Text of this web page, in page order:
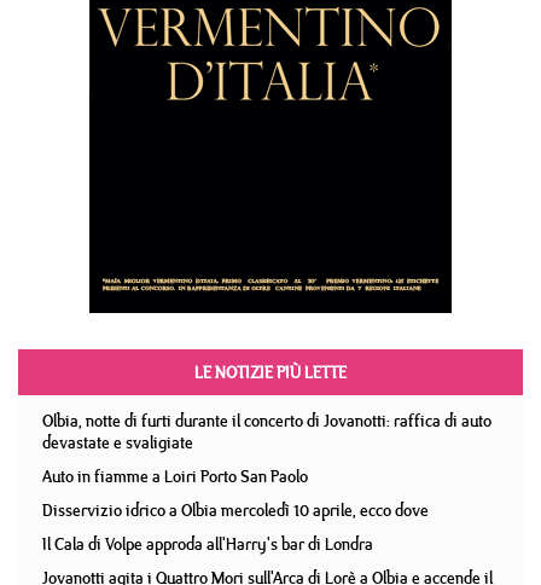
LE NOTIZIE PIÙ LETTE
Olbia, notte di furti durante il concerto di Jovanotti: raffica di auto
devastate e svaligiate
Auto in fiamme a Loiri Porto San Paolo
Disservizio idrico a Olbia mercoledì 10 aprile, ecco dove
Il Cala di Volpe approda all'Harry's bar di Londra
Jovanotti agita i Quattro Mori sull'Arca di Lorè a Olbia e accende il